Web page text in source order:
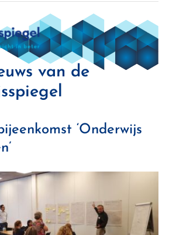
van de
‘Onderwijs